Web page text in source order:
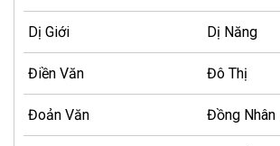
Dị Giới Dị Năng
Điền Văn Đô Thị
Đoản Văn Đồng Nhân